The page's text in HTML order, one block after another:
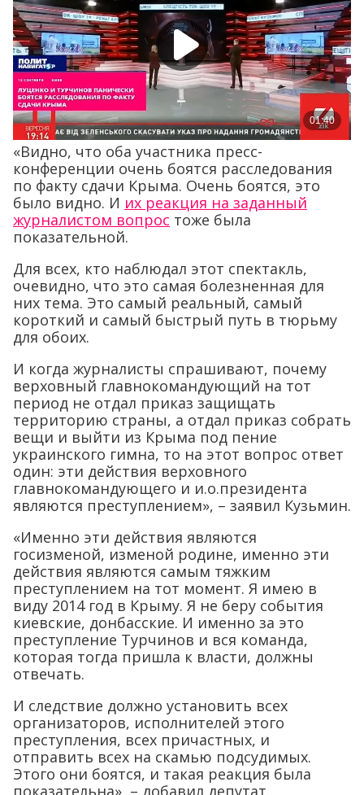
«Видно, что оба участника пресс-
конференции очень боятся расследования
по факту сдачи Крыма. Очень боятся, это
было видно. И их реакция на заданный
журналистом вопрос тоже была
показательной.
Для всех, кто наблюдал этот спектакль,
очевидно, что это самая болезненная для
них тема. Это самый реальный, самый
короткий и самый быстрый путь в тюрьму
для обоих.
И когда журналисты спрашивают, почему
верховный главнокомандующий на тот
период не отдал приказ защищать
территорию страны, а отдал приказ собрать
вещи и выйти из Крыма под пение
украинского гимна, то на этот вопрос ответ
один: эти действия верховного
главнокомандующего и и.о.президента
являются преступлением», – заявил Кузьмин.
«Именно эти действия являются
госизменой, изменой родине, именно эти
действия являются самым тяжким
преступлением на тот момент. Я имею в
виду 2014 год в Крыму. Я не беру события
киевские, донбасские. И именно за это
преступление Турчинов и вся команда,
которая тогда пришла к власти, должны
отвечать.
И следствие должно установить всех
организаторов, исполнителей этого
преступления, всех причастных, и
отправить всех на скамью подсудимых.
Этого они боятся, и такая реакция была
показательна», – добавил депутат.